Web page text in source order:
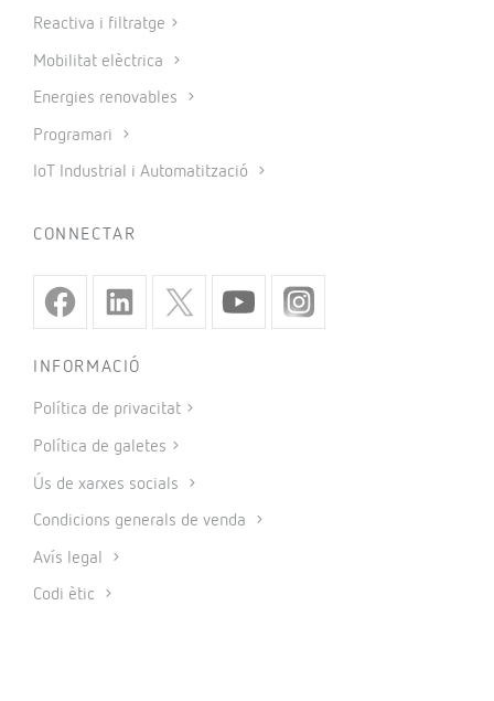
Reactiva i filtratge
Mobilitat elèctrica
Energies renovables
Programari
IoT Industrial i Automatització
CONNECTAR
INFORMACIÓ
Política de privacitat
Política de galetes
Ús de xarxes socials
Condicions generals de venda
Avís legal
Codi ètic